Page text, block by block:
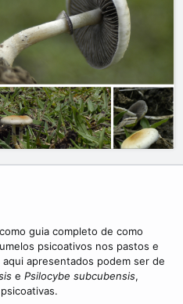
t
i
m
e
guia completo de como
psicoativos nos pastos e
apresentados podem ser de
e Psilocybe subcubensis,